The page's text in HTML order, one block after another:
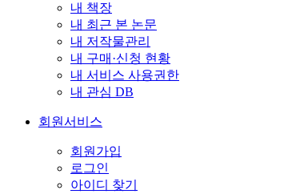
내 책장
내 최근 본 논문
내 저작물관리
내 구매·신청 현황
내 서비스 사용권한
내 관심 DB
회원서비스
회원가입
로그인
아이디 찾기